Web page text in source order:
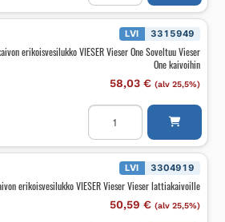
Vieser
One
sisältää
valutuen
LVI 3315949
erikoisvesilukko VIESER Vieser One Soveltuu Vieser
One kaivoihin
58,03 € (alv 25,5%)
Lattiakaivon
erikoisvesilukko
Vieser
One
Soveltuu
One
kaivoihin
määrä
LVI 3304919
erikoisvesilukko VIESER Vieser Vieser lattiakaivoille
50,59 € (alv 25,5%)